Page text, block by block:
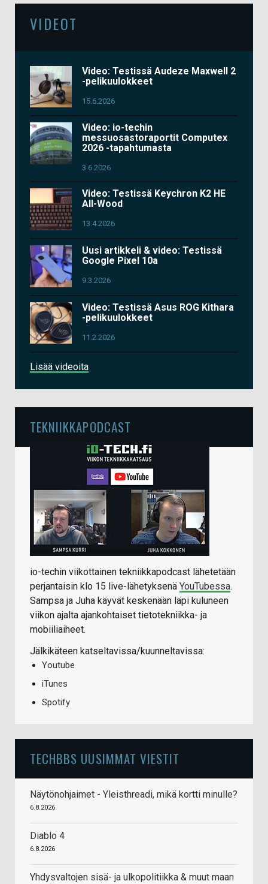
VIDEOT
Video: Testissä Audeze Maxwell 2
-pelikuulokkeet
15.6.2026
Video: io-techin
messuosastoraportit Computex
2026 -tapahtumasta
3.6.2026
Video: Testissä Keychron K2 HE
All-Wood
13.4.2026
Uusi artikkeli & video: Testissä
Google Pixel 10a
9.3.2026
Video: Testissä Asus ROG Kithara
-pelikuulokkeet
11.2.2026
Lisää videoita
TEKNIIKKAPODCAST
io-techin viikottainen tekniikkapodcast lähetetään
perjantaisin klo 15 live-lähetyksenä YouTubessa.
Sampsa ja Juha käyvät keskenään läpi kuluneen
viikon ajalta ajankohtaiset tietotekniikka- ja
mobiiliaiheet.
Jälkikäteen katseltavissa/kuunneltavissa:
Youtube
iTunes
Spotify
TECHBBS UUSIMMAT VIESTIT
Näytönohjaimet - Yleisthreadi, mikä kortti minulle?
6.8.2026
Diablo 4
6.8.2026
Yhdysvaltojen sisä- ja ulkopolitiikka & muut maan